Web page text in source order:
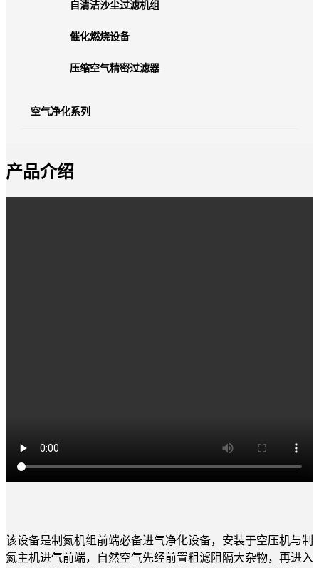
自清洁沙尘过滤机组
催化燃烧设备
压缩空气精密过滤器
空气净化系列
产品介绍
该设备是制氮机组前端必备进气净化设备，安装于空压机与制
氮主机进气前端，自然空气先经前置粗滤阻隔大杂物，再进入